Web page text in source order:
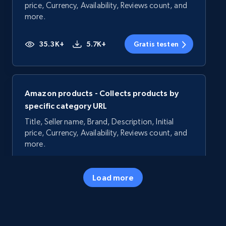
price, Currency, Availability, Reviews count, and
more.
35.3K+ 5.7K+ Gratis testen
Amazon products - Collects products by
specific category URL
Title, Seller name, Brand, Description, Initial
price, Currency, Availability, Reviews count, and
more.
5.7K+ Gratis testen
Load more